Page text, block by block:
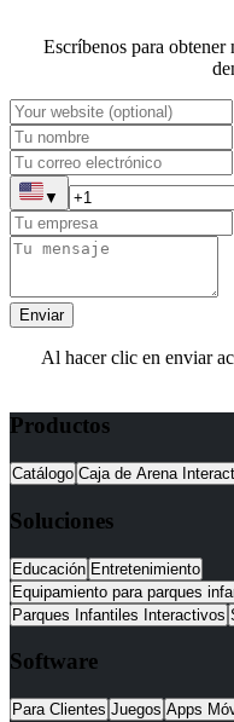
Escríbenos para
▼
Enviar
Al hacer clic en enviar
Productos
Catálogo Caja de Arena
Soluciones
Educación Entretenimiento
Equipamiento para parques
Parques Infantiles Interactivos
Software
Para Clientes Juegos Apps